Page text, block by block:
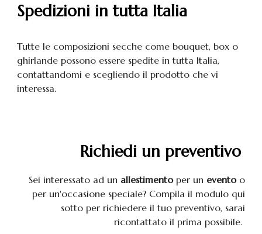
Spedizioni in tutta Italia
Tutte le composizioni secche come bouquet, box o
ghirlande possono essere spedite in tutta Italia,
contattandomi e scegliendo il prodotto che vi
interessa.
Richiedi un preventivo
Sei interessato ad un allestimentoper un eventoo
per un'occasione speciale? Compila il modulo qui
sotto per richiedere il tuo preventivo, sarai
ricontattato il prima possibile.